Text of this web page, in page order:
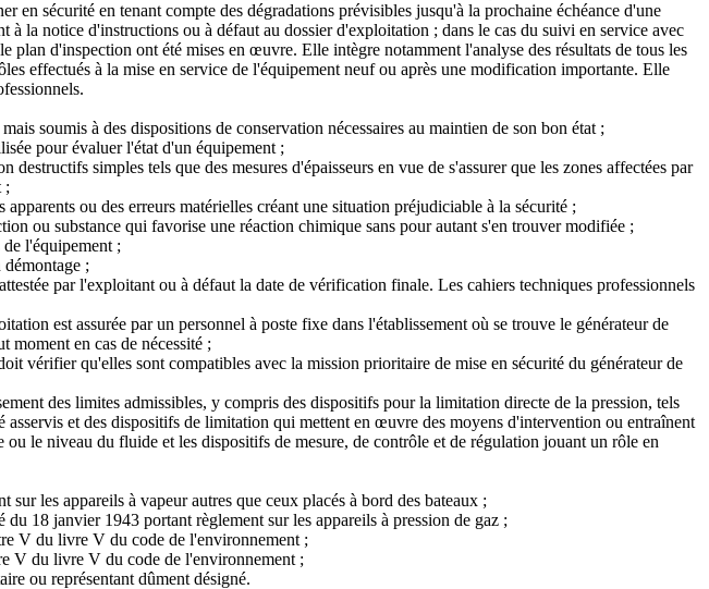
sécurité en tenant compte des dégradations prévisibles jusqu'à la prochaine échéance d'une
la notice d'instructions ou à défaut au dossier d'exploitation ; dans le cas du suivi en service avec
d'inspection ont été mises en œuvre. Elle intègre notamment l'analyse des résultats de tous les
effectués à la mise en service de l'équipement neuf ou après une modification importante. Elle
soumis à des dispositions de conservation nécessaires au maintien de son bon état ;
pour évaluer l'état d'un équipement ;
simples tels que des mesures d'épaisseurs en vue de s'assurer que les zones affectées par
;
ou des erreurs matérielles créant une situation préjudiciable à la sécurité ;
ou substance qui favorise une réaction chimique sans pour autant s'en trouver modifiée ;
l'équipement ;
;
par l'exploitant ou à défaut la date de vérification finale. Les cahiers techniques professionnels
est assurée par un personnel à poste fixe dans l'établissement où se trouve le générateur de
moment en cas de nécessité ;
vérifier qu'elles sont compatibles avec la mission prioritaire de mise en sécurité du générateur de
des limites admissibles, y compris des dispositifs pour la limitation directe de la pression, tels
et des dispositifs de limitation qui mettent en œuvre des moyens d'intervention ou entraînent
le niveau du fluide et les dispositifs de mesure, de contrôle et de régulation jouant un rôle en
les appareils à vapeur autres que ceux placés à bord des bateaux ;
18 janvier 1943 portant règlement sur les appareils à pression de gaz ;
V du livre V du code de l'environnement ;
V du livre V du code de l'environnement ;
ou représentant dûment désigné.